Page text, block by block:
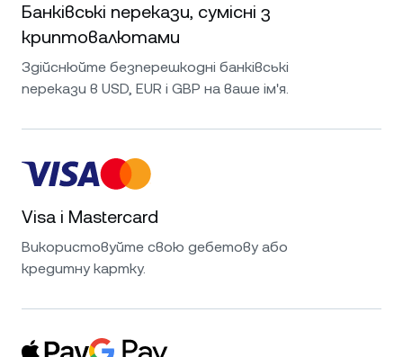
Банківські перекази, сумісні з
криптовалютами
Здійснюйте безперешкодні банківські
перекази в USD, EUR і GBP на ваше ім'я.
Visa і Mastercard
Використовуйте свою дебетову або
кредитну картку.